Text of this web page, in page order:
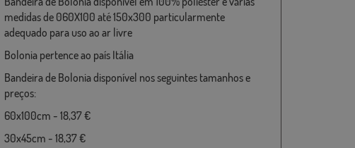
medidas de 060X100 até 150x300 particularmente
adequado para uso ao ar livre
Bolonia pertence ao país Itália
Bandeira de Bolonia disponível nos seguintes tamanhos e
preços:
60x100cm - 18,37 €
30x45cm - 18,37 €